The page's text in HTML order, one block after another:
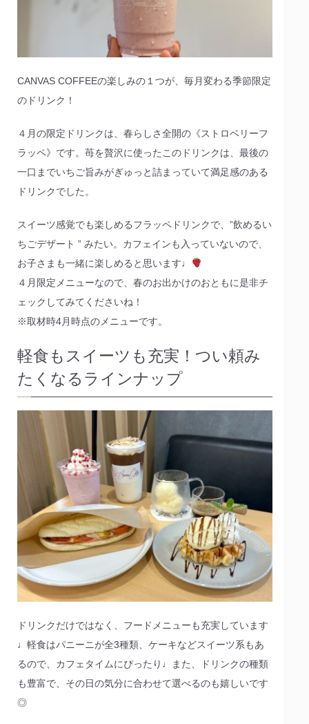
CANVAS COFFEEの楽しみの１つが、毎月変わる季節限定
のドリンク！
４月の限定ドリンクは、春らしさ全開の《ストロベリーフ
ラッペ》です。苺を贅沢に使ったこのドリンクは、最後の
一口までいちご旨みがぎゅっと詰まっていて満足感のある
ドリンクでした。
スイーツ感覚でも楽しめるフラッペドリンクで、”飲めるい
ちごデザート ” みたい。カフェインも入っていないので、
お子さまも一緒に楽しめると思います♩
４月限定メニューなので、春のお出かけのおともに是非チ
ェックしてみてくださいね！
※取材時4月時点のメニューです。
軽食もスイーツも充実！つい頼み
たくなるラインナップ
ドリンクだけではなく、フードメニューも充実しています
♩軽食はパニーニが全3種類、ケーキなどスイーツ系もあ
るので、カフェタイムにぴったり♩また、ドリンクの種類
も豊富で、その日の気分に合わせて選べるのも嬉しいです
◎